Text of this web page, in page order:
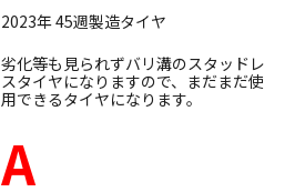
2023年 45週製造タイヤ
劣化等も見られずバリ溝のスタッドレ
スタイヤになりますので、まだまだ使
用できるタイヤになります。
A